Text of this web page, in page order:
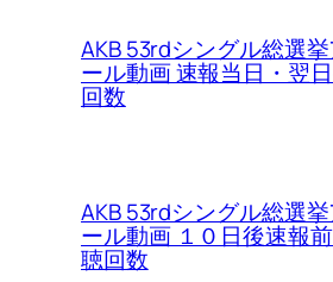
AKB 53rdシングル総選
ール動画 速報当日・翌
回数
AKB 53rdシングル総選
ール動画 １０日後速報
聴回数